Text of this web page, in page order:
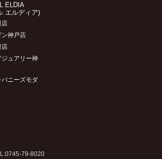
ELDIA
エルディア)
店
ン神戸店
店
ジュアリー神
パニーズモダ
79-8020